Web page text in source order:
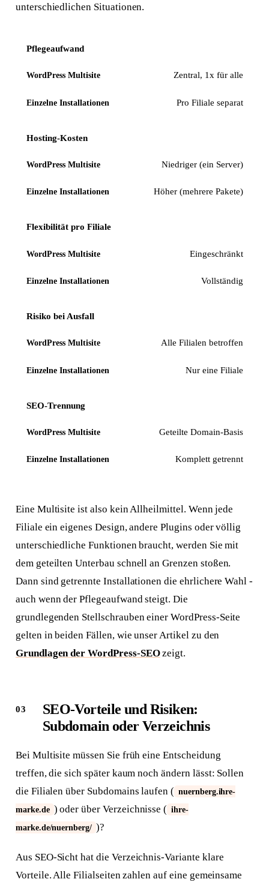
unterschiedlichen Situationen.
Pflegeaufwand
Zentral, 1x für alle
Pro Filiale separat
Hosting-Kosten
Niedriger (ein Server)
Höher (mehrere Pakete)
Flexibilität pro Filiale
Eingeschränkt
Vollständig
Risiko bei Ausfall
Alle Filialen betroffen
Nur eine Filiale
SEO-Trennung
Geteilte Domain-Basis
Komplett getrennt
Eine Multisite ist also kein Allheilmittel. Wenn jede
Filiale ein eigenes Design, andere Plugins oder völlig
unterschiedliche Funktionen braucht, werden Sie mit
dem geteilten Unterbau schnell an Grenzen stoßen.
Dann sind getrennte Installationen die ehrlichere Wahl -
auch wenn der Pflegeaufwand steigt. Die
grundlegenden Stellschrauben einer WordPress-Seite
gelten in beiden Fällen, wie unser Artikel zu den
Grundlagen der WordPress-SEOzeigt.
SEO-Vorteile und Risiken:
Subdomain oder Verzeichnis
Bei Multisite müssen Sie früh eine Entscheidung
treffen, die sich später kaum noch ändern lässt: Sollen
die Filialen über Subdomains laufen ( nuernberg.ihre-
marke.de ) oder über Verzeichnisse ( ihre-
marke.de/nuernberg/ )?
Aus SEO-Sicht hat die Verzeichnis-Variante klare
Vorteile. Alle Filialseiten zahlen auf eine gemeinsame